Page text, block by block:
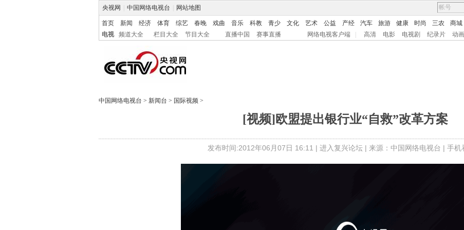
央视网 中国网络电视台 网站地图
首页 新闻 经济 体育 综艺 春晚 戏曲 音乐 科教 青少 文化 艺术 公益 产经 汽车 旅游 健康 时尚 三农 商城
电视
频道大全 栏目大全 节目大全 直播中国 赛事直播 网络电视客户端 高清 电影 电视剧 纪录片 动
中国网络电视台 > 新闻台 > 国际视频 >
[视频]欧盟提出银行业“自救”改革方案
发布时间:2012年06月07日 16:11 | 进入复兴论坛 | 来源：中国网络电视台 | 手机